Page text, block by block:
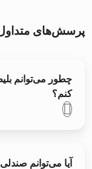
پرسش‌های
چطور می‌توانم
کنم؟
آیا می‌توانم